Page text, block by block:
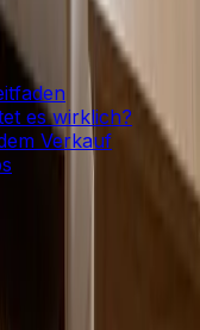
es wirklich?
Verkauf
für